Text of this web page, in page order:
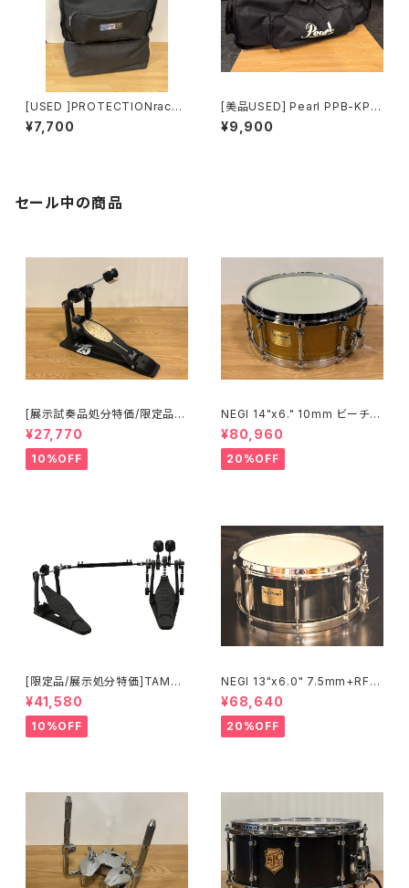
[USED ]PROTECTIONracke
t 14’’ｘ5.5’’スネア＆シングルフ
ットペダルケース TZ3015
¥7,700
[美品USED] Pearl PPB-KPH
D38W ハードウェアケース
¥9,900
セール中の商品
[展示試奏品処分特価/限定品]P
earl Eliminator 25th Annive
rsary Limited Edition P-20
50C/B シングル ペダル
¥27,770
10%OFF
NEGI 14"x6." 10mm ビーチス
ネア S-B710K1460D-SPGD
¥80,960
20%OFF
[限定品/展示処分特価]TAMA I
RON COBRA 600 Pedal DA
RK SHADOW Edition Twin
Pedal HP600DTWMB
¥41,580
10%OFF
NEGI 13"x6.0" 7.5mm+RF
ビーチスネア S-B75R1360D8
-S2BK
¥68,640
20%OFF